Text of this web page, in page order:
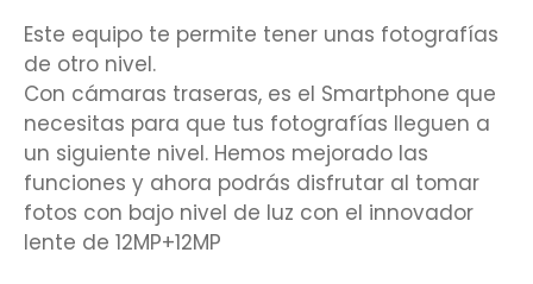
Este equipo te permite tener unas fotografías
de otro nivel.
Con cámaras traseras, es el Smartphone que
necesitas para que tus fotografías lleguen a
un siguiente nivel. Hemos mejorado las
funciones y ahora podrás disfrutar al tomar
fotos con bajo nivel de luz con el innovador
lente de 12MP+12MP